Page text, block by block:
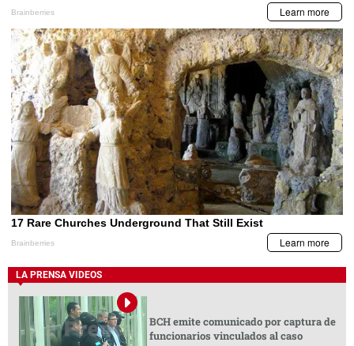
LA PRENSA VIDEOS
BCH emite comunicado por captura de
funcionarios vinculados al caso